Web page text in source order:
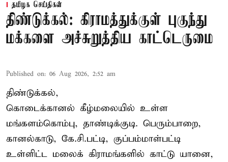
தமிழக செய்திகள்
திண்டுக்கல்: கிராமத்துக்குள் புகுந்து
மக்களை அச்சுறுத்திய காட்டெருமை
Published on: 06 Aug 2026, 2:52 am
திண்டுக்கல்,
கொடைக்கானல் கீழ்மலையில் உள்ள
மங்களம்கொம்பு, தாண்டிக்குடி. பெரும்பாறை,
கானல்காடு, கே.சி.பட்டி, குப்பம்மாள்பட்டி
உள்ளிட்ட மலைக் கிராமங்களில் காட்டு யானை,